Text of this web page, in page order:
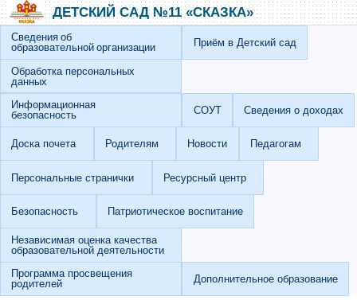
Перейти к основному содержанию
Skip to searchДЕТСКИЙ САД №11 «СКАЗКА»
Сведения об
образовательной организации
Приём в Детский сад
Обработка персональных
данных
Информационная
безопасность
СОУТ Сведения о доходах
Доска почета Родителям Новости Педагогам
Персональные странички Ресурсный центр
Безопасность Патриотическое воспитание
Независимая оценка качества
образовательной деятельности
Программа просвещения
родителей
Дополнительное образование